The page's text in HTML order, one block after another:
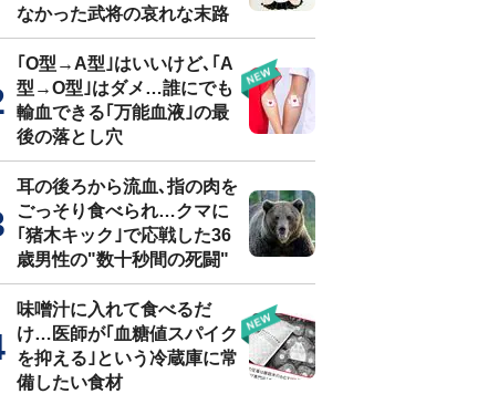
なかった武将の哀れな末路
｢O型→A型｣はいいけど､｢A
型→O型｣はダメ…誰にでも
輸血できる｢万能血液｣の最
後の落とし穴
耳の後ろから流血､指の肉を
ごっそり食べられ…クマに
｢猪木キック｣で応戦した36
歳男性の"数十秒間の死闘"
味噌汁に入れて食べるだ
け…医師が｢血糖値スパイク
を抑える｣という冷蔵庫に常
備したい食材